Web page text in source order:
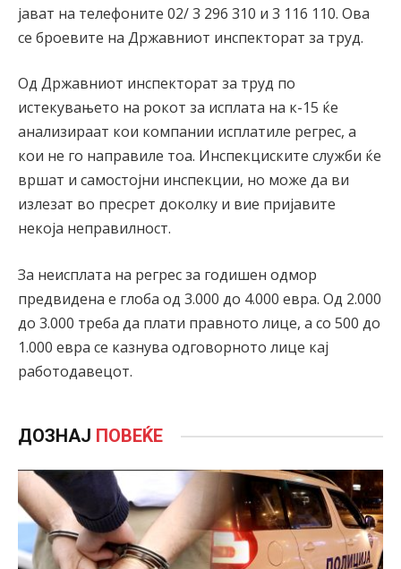
јават на телефоните 02/ 3 296 310 и 3 116 110. Ова
се броевите на Државниот инспекторат за труд.
Од Државниот инспекторат за труд по
истекувањето на рокот за исплата на к-15 ќе
анализираат кои компании исплатиле регрес, а
кои не го направиле тоа. Инспекциските служби ќе
вршат и самостојни инспекции, но може да ви
излезат во пресрет доколку и вие пријавите
некоја неправилност.
За неисплата на регрес за годишен одмор
предвидена е глоба од 3.000 до 4.000 евра. Од 2.000
до 3.000 треба да плати правното лице, а со 500 до
1.000 евра се казнува одговорното лице кај
работодавецот.
ДОЗНАЈ ПОВЕЌЕ